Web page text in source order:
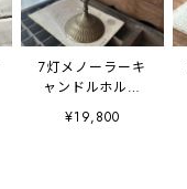
7灯メノーラーキ
ャンドルホルダ
ー 燭台
¥19,800